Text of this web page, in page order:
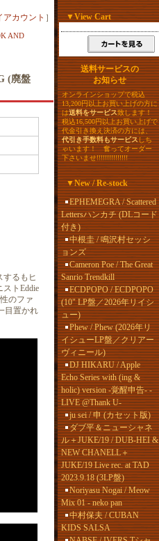
アカウント ］
AND
(廃盤
するもヒ
トEddie
のファ
目置かれ
▼View Cart
送料サービスの
お知らせ
オンラインショップで税込
13,200円以上お買い上げの方に
は送料をサービス致します！
税込16,500円以上お買い上げで
代金引き換え決済の方には、
代引き手数料もサービスしち
ゃいます！ 奮ってオーダー
下さいませ!!!!!!!!!!!!!!!
▼New / Re-stock
EPHEMEGRA / Scattered
Lettersハンカチ (DLコード
付き)
中根圭 / 鳴沢村セッシ
ョンズ
Cameron Poe / The Great
Sanrio Trendkill
ECDPOPO / ECDPOPO
(10" LP盤／2026年リイシ
ュー)
Phew / Phew (2026年リ
イシューLP盤／クリアー
ヴィニール)
DJ HIKARU / Apple
Echo Series with (ing &
holic) version -覚醒申告- -
LIVE @Thank U-
ju sei / 申 (カセット版)
ダブ平＆ニューシャネ
ル＋JUKE/19 / DUB-HEI &
NEW CHANELL＋
JUKE/19 Live rec. at TAD
2023.9.18 (3LP盤)
Noriyasu Nogai / Meow
Mix 01 - neko pan
中村保夫 / CUBAN
KIDS SALSA